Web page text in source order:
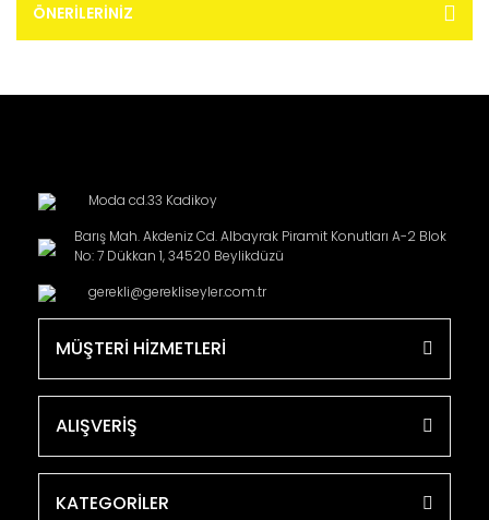
ÖNERILERINIZ
Moda cd.33 Kadikoy
Barış Mah. Akdeniz Cd. Albayrak Piramit Konutları A-2 Blok
No: 7 Dükkan 1, 34520 Beylikdüzü
gerekli@gerekliseyler.com.tr
MÜŞTERİ HİZMETLERİ
ALIŞVERİŞ
KATEGORİLER